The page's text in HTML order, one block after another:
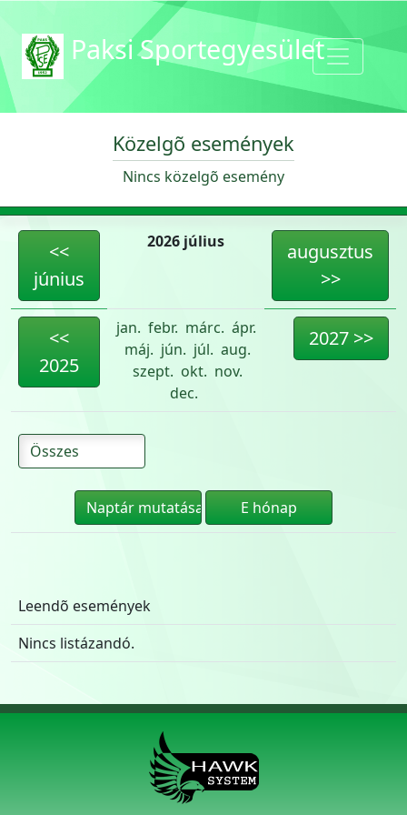
Paksi Sportegyesület
Közelgõ események
Nincs közelgõ esemény
<<
június
2026 július
augusztus
>>
<<
2025
jan. febr. márc. ápr.
máj. jún. júl. aug.
szept. okt. nov.
dec.
2027 >>
Leendõ események
Nincs listázandó.